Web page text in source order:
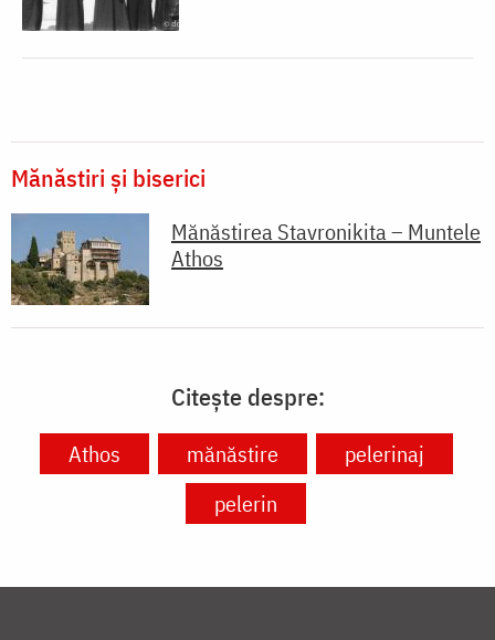
Mănăstiri și biserici
Mănăstirea Stavronikita – Muntele
Athos
Citește despre:
Athos mănăstire
pelerinaj
pelerin